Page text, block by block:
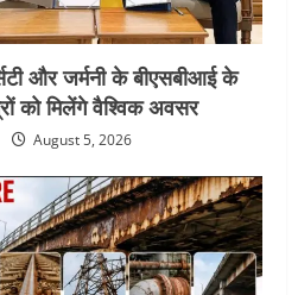
और जर्मनी के बीएसबीआई के
को मिलेंगे वैश्विक अवसर
August 5, 2026